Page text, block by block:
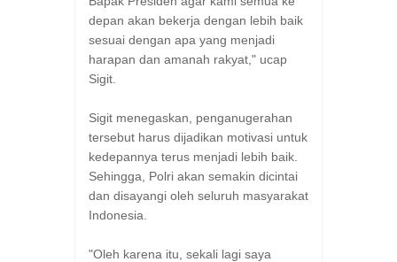
depan akan bekerja dengan lebih baik
sesuai dengan apa yang menjadi
harapan dan amanah rakyat," ucap
Sigit.
Sigit menegaskan, penganugerahan
tersebut harus dijadikan motivasi untuk
kedepannya terus menjadi lebih baik.
Sehingga, Polri akan semakin dicintai
dan disayangi oleh seluruh masyarakat
Indonesia.
"Oleh karena itu, sekali lagi saya